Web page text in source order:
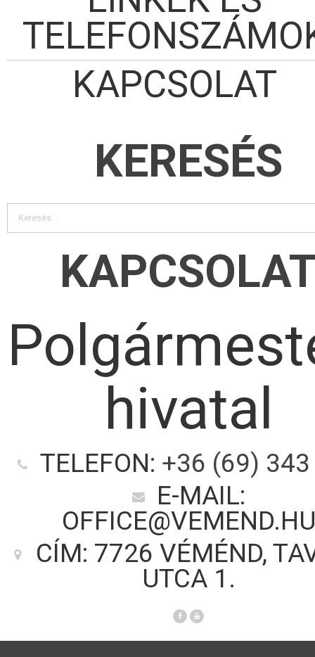
KAPCSOLAT
KERESÉS
hivatal
TELEFON: +36 (69)
E-MAIL:
OFFICE@VEMEND.HU
CÍM: 7726 VÉMÉND,
UTCA 1.